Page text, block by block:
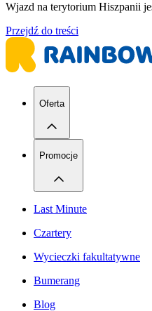
​Wjazd na terytorium Hiszpanii
Przejdź do treści
Oferta
Promocje
Last Minute
Czartery
Wycieczki fakultatywne
Bumerang
Blog